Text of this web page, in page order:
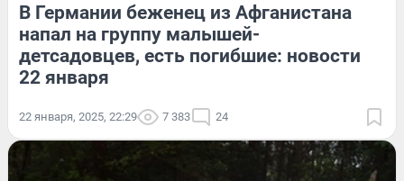
В Германии беженец из Афганистана
напал на группу малышей-
детсадовцев, есть погибшие: новости
22 января
22 января, 2025, 22:29 7 383 24